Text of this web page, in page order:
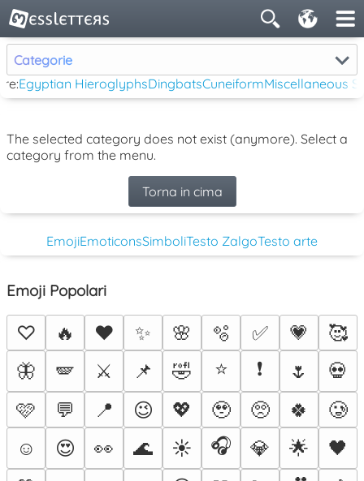
Categorie
Egyptian HieroglyphsDingbatsCuneiformMiscellaneous
The selected category does not exist (anymore). Select a
category from the menu.
Torna in cima
EmojiEmoticonsSimboliTesto ZalgoTesto arte
Emoji Popolari
♡ 🔥 ❤️ ✨ 🌸 🫧 ✅ 💗
🥰
🦋
🪽 ⚔️ 📌 🤣 ⭐ ❗ 🌷
💀
🩷
💬 📍 😉 💖 🥹 🥺 🍀
🥲
☺️
😍 👀 🌊 ☀️ 🎧 💎 🌟
🖤